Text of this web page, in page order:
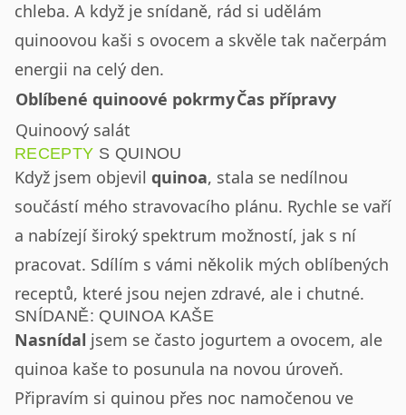
chleba. A když je snídaně, rád si udělám
quinoovou kaši s ovocem a skvěle tak načerpám
energii na celý den.
Oblíbené quinoové pokrmyČas přípravy
Quinoový salát
RECEPTY S QUINOU
Když jsem objevil quinoa, stala se nedílnou
součástí mého stravovacího plánu. Rychle se vaří
a nabízejí široký spektrum možností, jak s ní
pracovat. Sdílím s vámi několik mých oblíbených
receptů, které jsou nejen zdravé, ale i chutné.
SNÍDANĚ: QUINOA KAŠE
Nasnídal jsem se často jogurtem a ovocem, ale
quinoa kaše to posunula na novou úroveň.
Připravím si quinou přes noc namočenou ve